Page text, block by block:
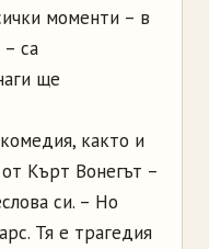
моменти – в
са
ще
както и
Кърт Вонегът –
си. – Но
Тя е трагедия